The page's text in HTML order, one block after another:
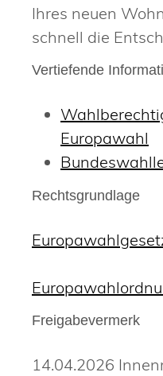
Ihres neuen
schnell die
Vertiefende
Europawahl
Rechtsgrundlage
Freigabevermerk
14.04.2026